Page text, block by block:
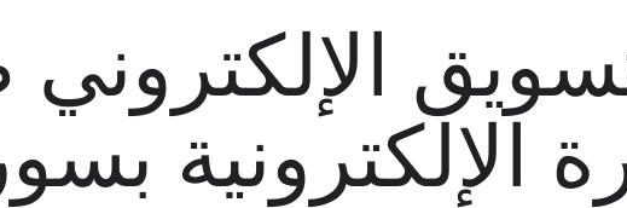
الإلكترونية بسوريا